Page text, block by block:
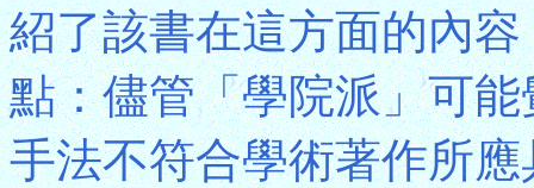
紹了該書在這方面的內
點：儘管「學院派」可
手法不符合學術著作所